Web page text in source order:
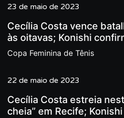
23 de maio de 2023
Cecília Costa vence
às oitavas; Konishi
Copa Feminina de Tênis
22 de maio de 2023
Cecília Costa estreia
cheia” em Recife;